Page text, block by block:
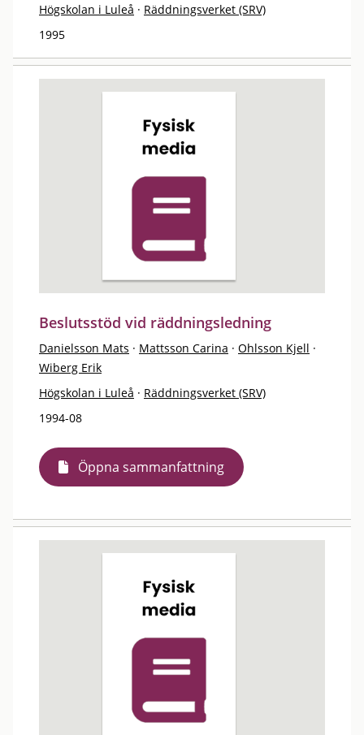
Högskolan i Luleå · Räddningsverket (SRV)
1995
Beslutsstöd vid räddningsledning
Danielsson Mats · Mattsson Carina · Ohlsson Kjell ·
Wiberg Erik
Högskolan i Luleå · Räddningsverket (SRV)
1994-08
Öppna sammanfattning